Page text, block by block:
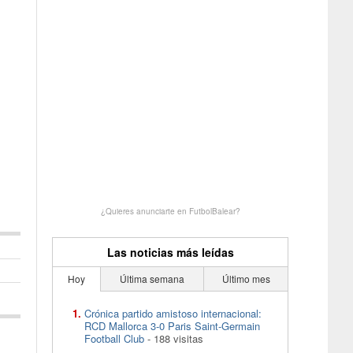
¿Quieres anunciarte en FutbolBalear?
Las noticias más leídas
Hoy Última semana Último mes
Crónica partido amistoso internacional:
RCD Mallorca 3-0 Paris Saint-Germain
Football Club - 188 visitas